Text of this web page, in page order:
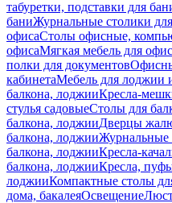
табуретки, подставки для
баниЖурнальные столики
офисаСтолы офисные,
офисаМягкая мебель для
полки для документов
кабинетаМебель для лоджии
балкона, лоджииКресла-
стулья садовыеСтолы для
балкона, лоджииДверцы
балкона, лоджииЖурнальные
балкона, лоджииКресла-
балкона, лоджииКресла,
лоджииКомпактные столы
дома, бакалеяОсвещение